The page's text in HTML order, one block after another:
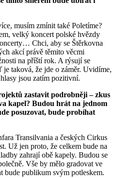
musím zmínit také Poletíme?
velký koncert polské hvězdy
Chci, aby se Štěrkovna
akcí právě těmito věcmi
na příští rok. A rýsují se
taková, že jde o záměr. Uvidíme,
jsou zatím pozitivní.
zastavit podrobněji – zkus
kapel? Budou hrát na jednom
posuzovat, bude probíhat
Transilvania a českých Cirkus
Už jen proto, že celkem bude na
zahrají obě kapely. Budou se
Vše by mělo gradovat ve
bude publikum svým potleskem.